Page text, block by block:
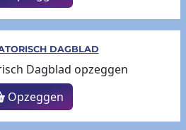
DAGBLAD
Opzeggen